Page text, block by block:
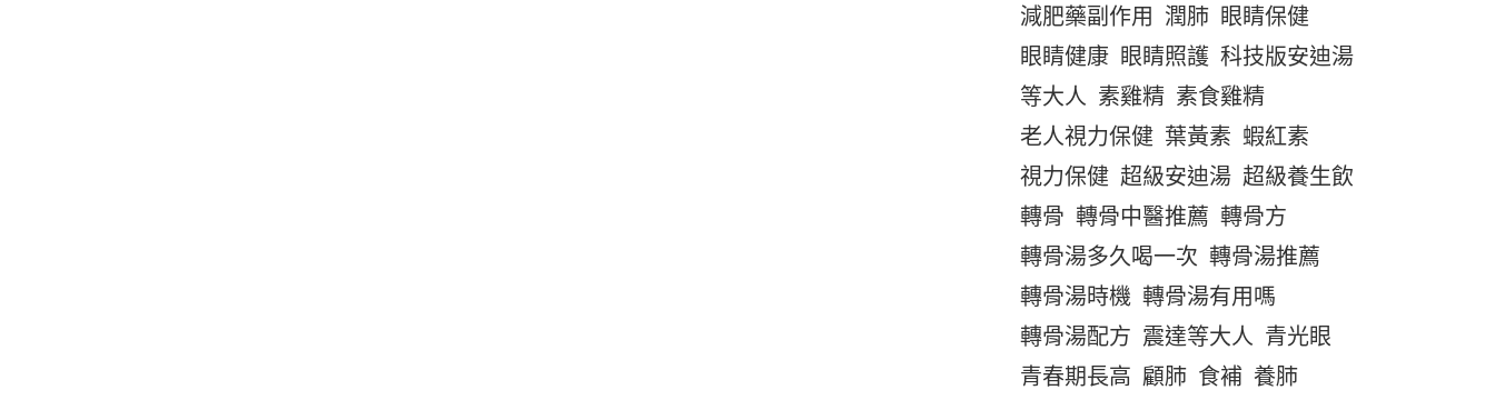
減肥藥副作用 潤肺 眼睛保健
眼睛健康 眼睛照護 科技版安迪湯
等大人 素雞精 素食雞精
老人視力保健 葉黃素 蝦紅素
視力保健 超級安迪湯 超級養生飲
轉骨 轉骨中醫推薦 轉骨方
轉骨湯多久喝一次 轉骨湯推薦
轉骨湯時機 轉骨湯有用嗎
轉骨湯配方 震達等大人 青光眼
青春期長高 顧肺 食補 養肺